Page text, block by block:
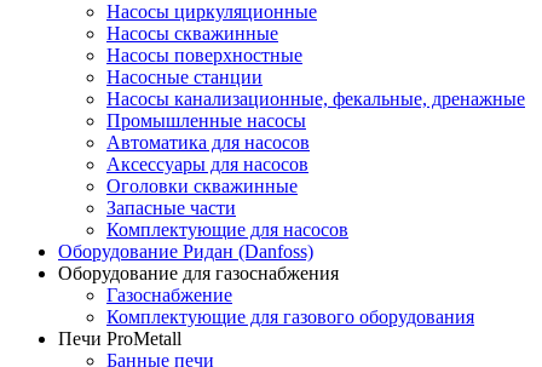
Насосы циркуляционные
Насосы скважинные
Насосы поверхностные
Насосные станции
Насосы канализационные, фекальные, дренажные
Промышленные насосы
Автоматика для насосов
Аксессуары для насосов
Оголовки скважинные
Запасные части
Комплектующие для насосов
Оборудование Ридан (Danfoss)
Оборудование для газоснабжения
Газоснабжение
Комплектующие для газового оборудования
Печи ProMetall
Банные печи